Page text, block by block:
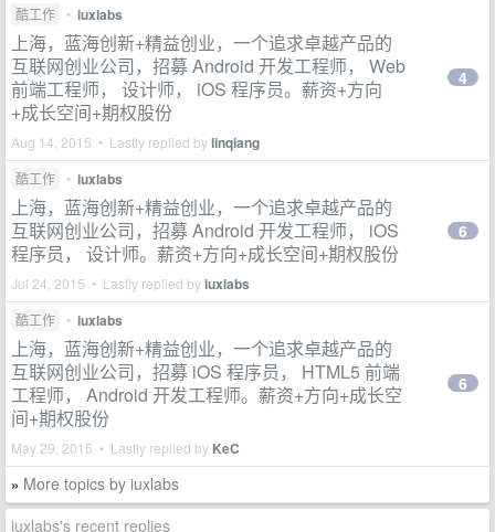
酷工作 • iuxlabs
上海，蓝海创新+精益创业，一个追求卓越产品的
互联网创业公司，招募 Android 开发工程师， Web
前端工程师， 设计师， iOS 程序员。薪资+方向
+成长空间+期权股份
Aug 14, 2015 • Lastly replied bylinqiang
4
酷工作 • iuxlabs
上海，蓝海创新+精益创业，一个追求卓越产品的
互联网创业公司，招募 Android 开发工程师， iOS
程序员， 设计师。薪资+方向+成长空间+期权股份
Jul 24, 2015 • Lastly replied byiuxlabs
6
酷工作 • iuxlabs
上海，蓝海创新+精益创业，一个追求卓越产品的
互联网创业公司，招募 iOS 程序员， HTML5 前端
工程师， Android 开发工程师。薪资+方向+成长空
间+期权股份
May 29, 2015 • Lastly replied by KeC
6
» More topics by iuxlabs
iuxlabs's recent replies